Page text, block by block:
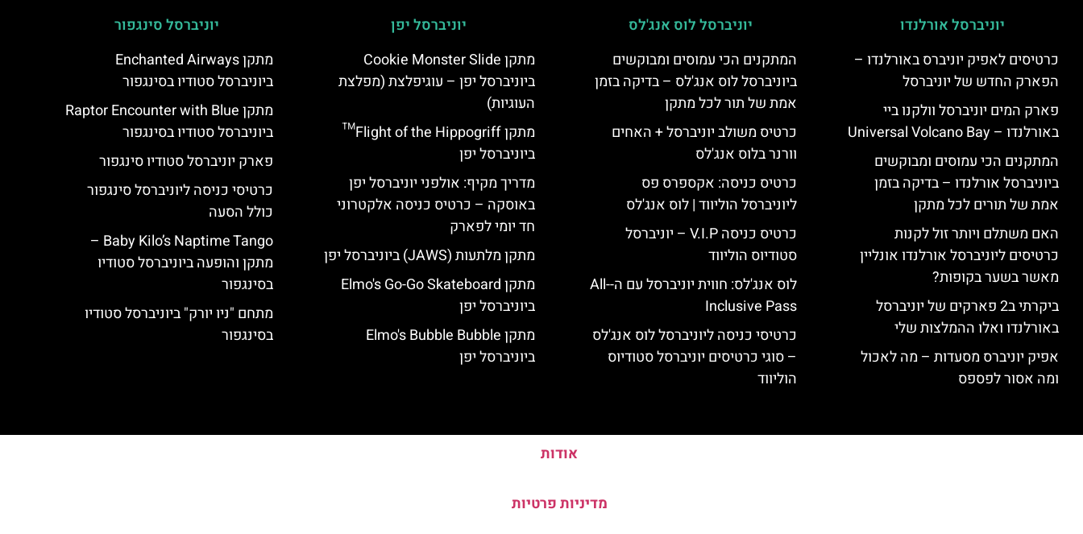
יוניברסל אורלנדו
כרטיסים לאפיק יוניברס באורלנדו –
הפארק החדש של יוניברסל
פארק המים יוניברסל וולקנו ביי
באורלנדו – Universal Volcano Bay
המתקנים הכי עמוסים ומבוקשים
ביוניברסל אורלנדו – בדיקה בזמן
אמת של תורים לכל מתקן
האם משתלם ויותר זול לקנות
כרטיסים ליוניברסל אורלנדו אונליין
מאשר בשער בקופות?
ביקרתי ב2 פארקים של יוניברסל
באורלנדו ואלו ההמלצות שלי
אפיק יוניברס מסעדות – מה לאכול
ומה אסור לפספס
יוניברסל לוס אנג'לס
המתקנים הכי עמוסים ומבוקשים
ביוניברסל לוס אנג'לס – בדיקה בזמן
אמת של תור לכל מתקן
כרטיס משולב יוניברסל + האחים
וורנר בלוס אנג'לס
כרטיס כניסה: אקספרס פס
ליוניברסל הוליווד | לוס אנג'לס
כרטיס כניסה V.I.P – יוניברסל
סטודיוס הוליווד
לוס אנג'לס: חווית יוניברסל עם ה-All-
Inclusive Pass
כרטיסי כניסה ליוניברסל לוס אנג'לס
– סוגי כרטיסים יוניברסל סטודיוס
הוליווד
יוניברסל יפן
מתקן Cookie Monster Slide
ביוניברסל יפן – עוגיפלצת (מפלצת
העוגיות)
מתקן Flight of the Hippogriff™
ביוניברסל יפן
מדריך מקיף: אולפני יוניברסל יפן
באוסקה – כרטיס כניסה אלקטרוני
חד יומי לפארק
מתקן מלתעות (JAWS) ביוניברסל יפן
מתקן Elmo's Go-Go Skateboard
ביוניברסל יפן
מתקן Elmo's Bubble Bubble
ביוניברסל יפן
יוניברסל סינגפור
מתקן Enchanted Airways
ביוניברסל סטודיו בסינגפור
מתקן Raptor Encounter with Blue
ביוניברסל סטודיו בסינגפור
פארק יוניברסל סטודיו סינגפור
כרטיסי כניסה ליוניברסל סינגפור
כולל הסעה
Baby Kilo’s Naptime Tango –
מתקן והופעה ביוניברסל סטודיו
בסינגפור
מתחם "ניו יורק" ביוניברסל סטודיו
בסינגפור
אודות
מדיניות פרטיות